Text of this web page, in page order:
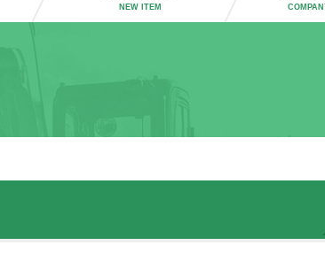
NEW ITEM